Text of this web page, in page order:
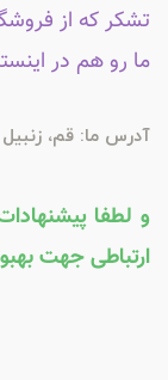
تشکر که از
ما رو هم در
آدرس ما: قم، زنبیل
و لطفا
ارتباطی جهت